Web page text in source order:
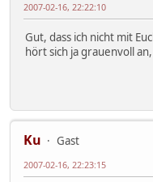
2007-02-16, 22:22:10
Gut, dass ich nicht mit
hört sich ja grauenvoll
Ku
Gast
2007-02-16, 22:23:15